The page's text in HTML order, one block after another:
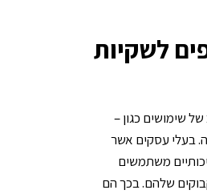
לשקיות
שימושים כגון –
בעלי עסקים אשר
משתמשים
שלהם. בכך הם